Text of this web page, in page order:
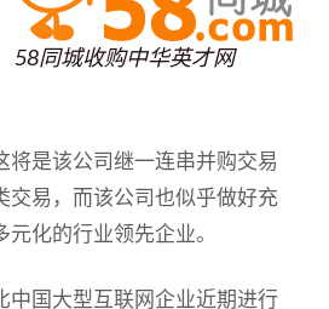
58同城收购中华英才网
将是该公司继一连串并购交易
交易，而该公司也似乎做好充
化的行业领先企业。
中国大型互联网企业近期进行